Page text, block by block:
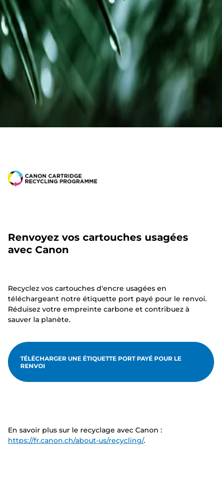
Renvoyez vos cartouches usagées
avec Canon
Recyclez vos cartouches d'encre usagées en
téléchargeant notre étiquette port payé pour le renvoi.
Réduisez votre empreinte carbone et contribuez à
sauver la planète.
TÉLÉCHARGER UNE ÉTIQUETTE PORT PAYÉ POUR LE
RENVOI
En savoir plus sur le recyclage avec Canon :
https://fr.canon.ch/about-us/recycling/.